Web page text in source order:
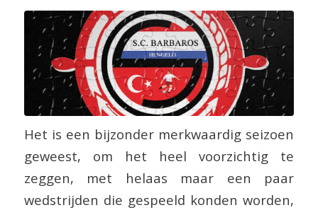
Het is een bijzonder merkwaardig seizoen
geweest, om het heel voorzichtig te
zeggen, met helaas maar een paar
wedstrijden die gespeeld konden worden,